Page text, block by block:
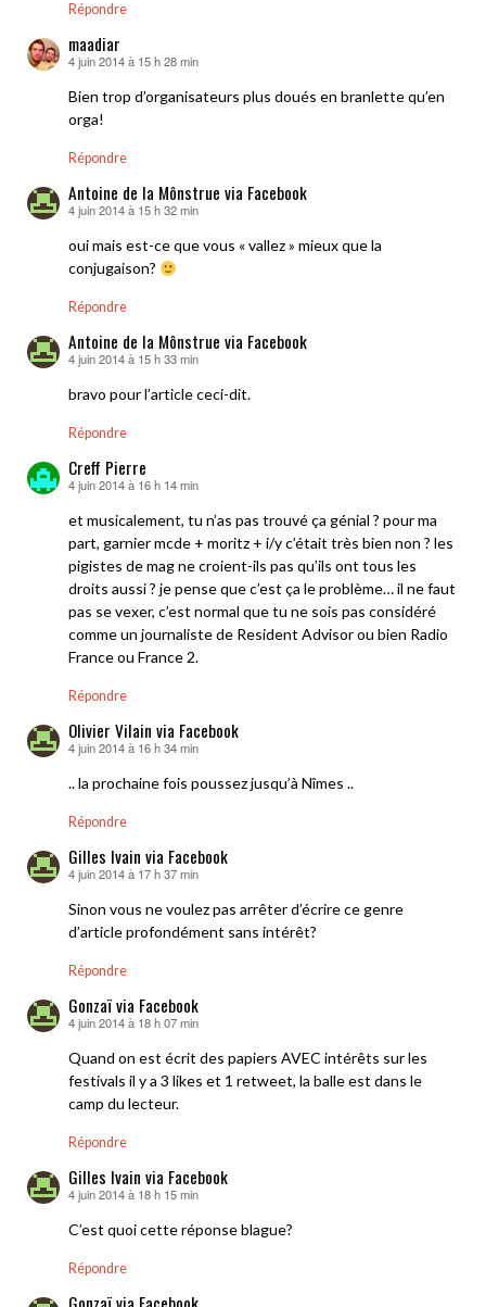
Répondre
maadiar
dit :
4 juin 2014 à 15 h 28 min
Bien trop d’organisateurs plus doués en branlette qu’en
orga!
Répondre
Antoine de la Mônstrue via Facebook
dit :
4 juin 2014 à 15 h 32 min
oui mais est-ce que vous « vallez » mieux que la
conjugaison?
Répondre
Antoine de la Mônstrue via Facebook
dit :
4 juin 2014 à 15 h 33 min
bravo pour l’article ceci-dit.
Répondre
Creff Pierre
dit :
4 juin 2014 à 16 h 14 min
et musicalement, tu n’as pas trouvé ça génial ? pour ma
part, garnier mcde + moritz + i/y c’était très bien non ? les
pigistes de mag ne croient-ils pas qu’ils ont tous les
droits aussi ? je pense que c’est ça le problème… il ne faut
pas se vexer, c’est normal que tu ne sois pas considéré
comme un journaliste de Resident Advisor ou bien Radio
France ou France 2.
Répondre
Olivier Vilain via Facebook
dit :
4 juin 2014 à 16 h 34 min
.. la prochaine fois poussez jusqu’à Nîmes ..
Répondre
Gilles Ivain via Facebook
dit :
4 juin 2014 à 17 h 37 min
Sinon vous ne voulez pas arrêter d’écrire ce genre
d’article profondément sans intérêt?
Répondre
Gonzaï via Facebook
dit :
4 juin 2014 à 18 h 07 min
Quand on est écrit des papiers AVEC intérêts sur les
festivals il y a 3 likes et 1 retweet, la balle est dans le
camp du lecteur.
Répondre
Gilles Ivain via Facebook
dit :
4 juin 2014 à 18 h 15 min
C’est quoi cette réponse blague?
Répondre